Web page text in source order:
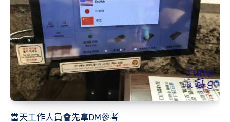
當天工作人員會先拿DM參考